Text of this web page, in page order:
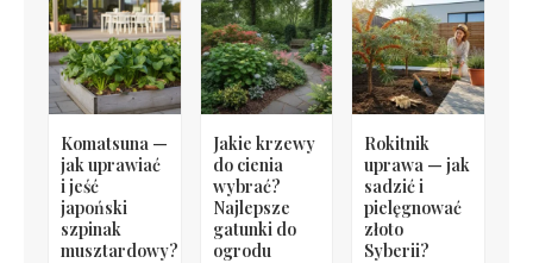
Komatsuna —
jak uprawiać
i jeść
japoński
szpinak
musztardowy?
Jakie krzewy
do cienia
wybrać?
Najlepsze
gatunki do
ogrodu
Rokitnik
uprawa — jak
sadzić i
pielęgnować
złoto
Syberii?